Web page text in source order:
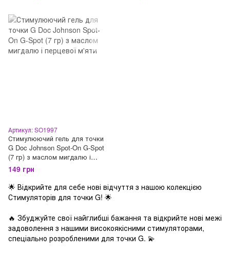
Артикул: SO1997
Стимулюючий гель для точки
G Doc Johnson Spot-On G-Spot
(7 гр) з маслом мигдалю і
перцевої м'яти
149 грн
🌟 Відкрийте для себе нові відчуття з нашою колекцією
Стимуляторів для точки G! 🌟
🔥 Збуджуйте свої найглибші бажання та відкрийте нові межі
задоволення з нашими високоякісними стимуляторами,
спеціально розробленими для точки G. 💫